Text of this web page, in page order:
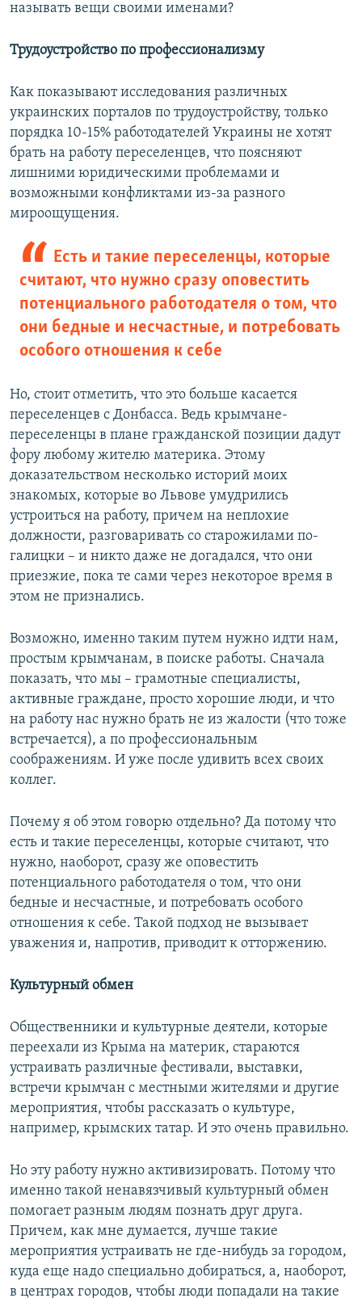
называть вещи своими именами?
Трудоустройство по профессионализму
Как показывают исследования различных
украинских порталов по трудоустройству, только
порядка 10-15% работодателей Украины не хотят
брать на работу переселенцев, что поясняют
лишними юридическими проблемами и
возможными конфликтами из-за разного
мироощущения.
Есть и такие переселенцы, которые
считают, что нужно сразу оповестить
потенциального работодателя о том, что
они бедные и несчастные, и потребовать
особого отношения к себе
Но, стоит отметить, что это больше касается
переселенцев с Донбасса. Ведь крымчане-
переселенцы в плане гражданской позиции дадут
фору любому жителю материка. Этому
доказательством несколько историй моих
знакомых, которые во Львове умудрились
устроиться на работу, причем на неплохие
должности, разговаривать со старожилами по-
галицки – и никто даже не догадался, что они
приезжие, пока те сами через некоторое время в
этом не признались.
Возможно, именно таким путем нужно идти нам,
простым крымчанам, в поиске работы. Сначала
показать, что мы – грамотные специалисты,
активные граждане, просто хорошие люди, и что
на работу нас нужно брать не из жалости (что тоже
встречается), а по профессиональным
соображениям. И уже после удивить всех своих
коллег.
Почему я об этом говорю отдельно? Да потому что
есть и такие переселенцы, которые считают, что
нужно, наоборот, сразу же оповестить
потенциального работодателя о том, что они
бедные и несчастные, и потребовать особого
отношения к себе. Такой подход не вызывает
уважения и, напротив, приводит к отторжению.
Культурный обмен
Общественники и культурные деятели, которые
переехали из Крыма на материк, стараются
устраивать различные фестивали, выставки,
встречи крымчан с местными жителями и другие
мероприятия, чтобы рассказать о культуре,
например, крымских татар. И это очень правильно.
Но эту работу нужно активизировать. Потому что
именно такой ненавязчивый культурный обмен
помогает разным людям познать друг друга.
Причем, как мне думается, лучше такие
мероприятия устраивать не где-нибудь за городом,
куда еще надо специально добираться, а, наоборот,
в центрах городов, чтобы люди попадали на такие